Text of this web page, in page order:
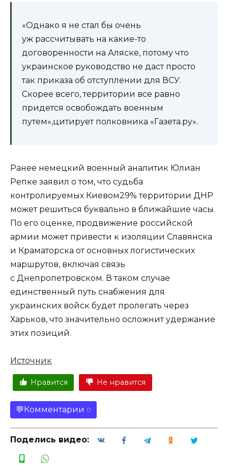
«Однако я не стал бы очень
уж рассчитывать на какие-то
договоренности на Аляске, потому что
украинское руководство не даст просто
так приказа об отступлении для ВСУ.
Скорее всего, территории все равно
придется освобождать военным
путем»,цитирует полковника «Газета.ру».
Ранее немецкий военный аналитик Юлиан
Репке заявил о том, что судьба
контролируемых Киевом29% территории ДНР
может решиться буквально в ближайшие часы.
По его оценке, продвижение российской
армии может привести к изоляции Славянска
и Краматорска от основных логистических
маршрутов, включая связь
с Днепропетровском. В таком случае
единственный путь снабжения для
украинских войск будет пролегать через
Харьков, что значительно осложнит удержание
этих позиций.
Источник
Нравится Не нравится
Комментарии 0
Поделись видео: